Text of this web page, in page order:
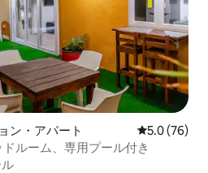
ン・アパート レビュー76
5.0 (76)
ルーム、専用プール付き